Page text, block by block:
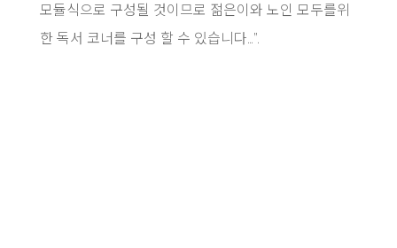
모듈식으로 구성될 것이므로 젊은이와 노인 모두를위
한 독서 코너를 구성 할 수 있습니다…”.